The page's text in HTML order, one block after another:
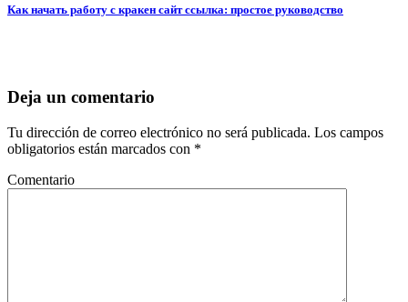
Как начать работу с кракен сайт ссылка: простое руководство
Deja un comentario
Tu dirección de correo electrónico no será publicada. Los campos
obligatorios están marcados con *
Comentario